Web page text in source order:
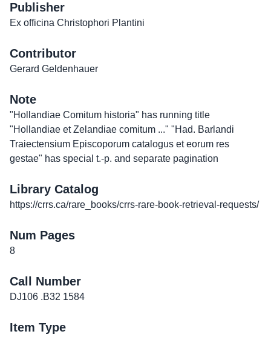
Publisher
Ex officina Christophori Plantini
Contributor
Gerard Geldenhauer
Note
"Hollandiae Comitum historia" has running title
"Hollandiae et Zelandiae comitum ..." "Had. Barlandi
Traiectensium Episcoporum catalogus et eorum res
gestae" has special t.-p. and separate pagination
Library Catalog
https://crrs.ca/rare_books/crrs-rare-book-retrieval-requests/
Num Pages
8
Call Number
DJ106 .B32 1584
Item Type